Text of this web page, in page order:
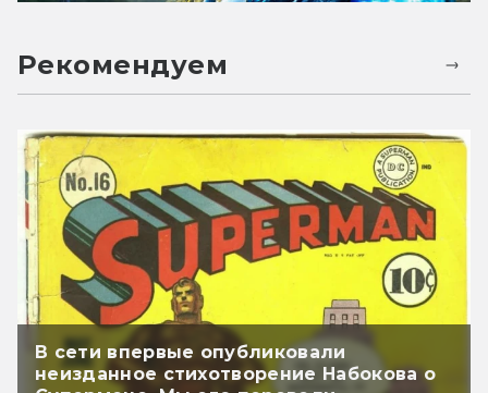
Рекомендуем
В сети впервые опубликовали
неизданное стихотворение Набокова о